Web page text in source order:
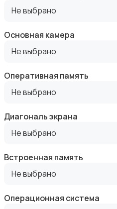
Чехлы
Не выбрано
Основная камера
Не выбрано
Оперативная память
Не выбрано
Диагональ экрана
Не выбрано
Встроенная память
Не выбрано
Операционная система